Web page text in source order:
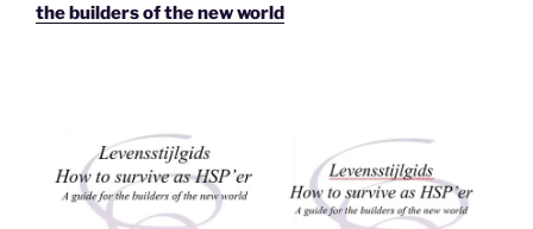
the builders of the new world